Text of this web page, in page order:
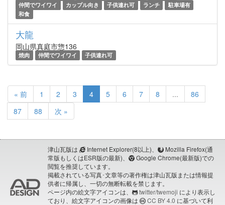
仲間でワイワイ
カップル向き 子供連れ可 ランチ
駐車場有
和食
大龍
岡山県真庭市惣136
焼肉 仲間でワイワイ 子供連れ可
« 前 1 2 3 4 5 6 7 8 ...
86
87
88 次 »
津山瓦版は Internet Explorer(8以上)、
Mozilla Firefox(通
常版もしくはESR版の最新)、
Google Chrome(最新版)での
閲覧を推奨しています。
掲載されている写真･文章等の著作権は津山瓦版または情報提
供者に帰属し、一切の無断転載を禁じます。
ページ内の絵文字アイコンは、
twitter/twemoji により表示し
ており、絵文字アイコンの画像は
CC BY 4.0 に基づいて利